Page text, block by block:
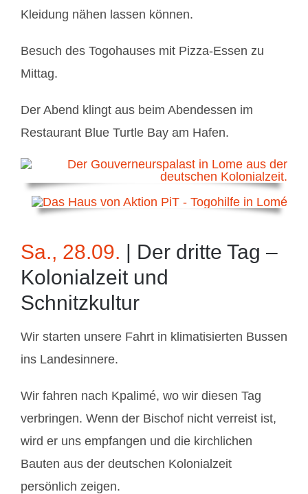
Kleidung nähen lassen können.
Besuch des Togohauses mit Pizza-Essen zu
Mittag.
Der Abend klingt aus beim Abendessen im
Restaurant Blue Turtle Bay am Hafen.
Sa., 28.09. | Der dritte Tag –
Kolonialzeit und
Schnitzkultur
Wir starten unsere Fahrt in klimatisierten Bussen
ins Landesinnere.
Wir fahren nach Kpalimé, wo wir diesen Tag
verbringen. Wenn der Bischof nicht verreist ist,
wird er uns empfangen und die kirchlichen
Bauten aus der deutschen Kolonialzeit
persönlich zeigen.